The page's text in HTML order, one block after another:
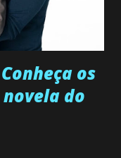
os
do